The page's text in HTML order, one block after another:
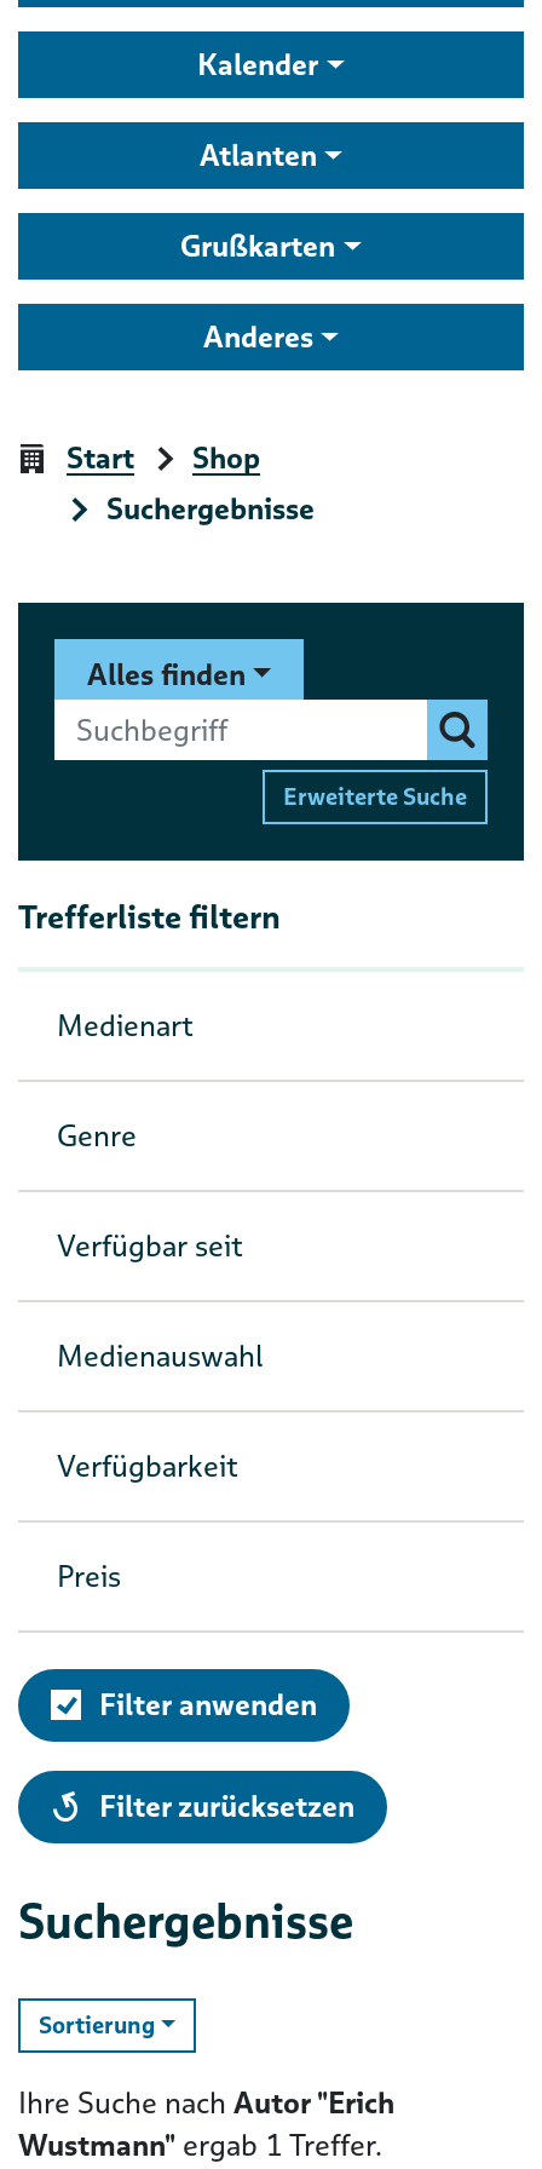
Kalender
Atlanten
Grußkarten
Anderes
Start
Shop
Suchergebnisse
Suchformular
Alles finden
Suchbegriff
Finden
Erweiterte Suche
Trefferliste filtern
Medienart
Genre
Verfügbar seit
Medienauswahl
Verfügbarkeit
Preis
Filter anwenden
alle
Filter zurücksetzen
Suchergebnisse
Sortierung ändern
Ihre Suche nach Autor "Erich
Wustmann" ergab 1 Treffer.